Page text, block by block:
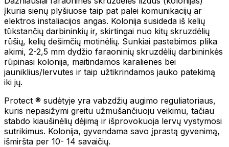
įkuria sienų plyšiuose taip pat palei komunikacijų ar
elektros instaliacijos angas. Kolonija susideda iš kelių
tūkstančių darbininkių ir, skirtingai nuo kitų skruzdėlių
rūšių, kelių dešimčių motinėlių. Sunkiai pastebimos plika
akimi, 2-2,5 mm dydžio faraoninių skruzdėlių darbininkės
rūpinasi kolonija, maitindamos karalienes bei
jauniklius/lervutes ir taip užtikrindamos jauko patekimą
iki jų.
Protect ® sudėtyje yra vabzdžių augimo reguliatoriaus,
kuris nepasižymi greitu užmušančiuoju veikimu, tačiau
stabdo kiaušinėlių dėjimą ir išprovokuoja lervų vystymosi
sutrikimus. Kolonija, gyvendama savo įprastą gyvenimą,
išmiršta per 10- 14 savaičių.